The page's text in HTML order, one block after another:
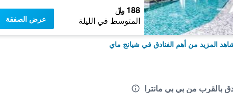
188 ﷼
المتوسط في الليلة عرض الصفقة
المزيد من أهم الفنادق في شيانج ماي
بالقرب من بي بي مانترا